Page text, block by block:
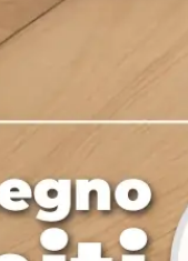
PARQUET
PARQUET